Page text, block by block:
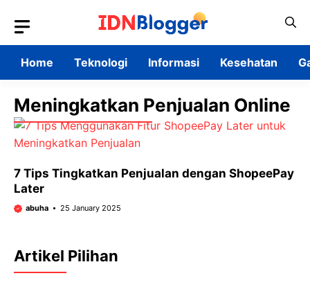
content
Home
Teknologi Informasi Kesehatan
Meningkatkan Penjualan Online
7 Tips Tingkatkan Penjualan dengan ShopeePay
Later
abuha 25 January 2025
Artikel Pilihan